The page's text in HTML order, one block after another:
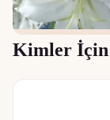
Kimler İçin